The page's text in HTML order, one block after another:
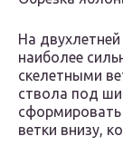
На
наиболее
скелетными
ствола под
ветки внизу,